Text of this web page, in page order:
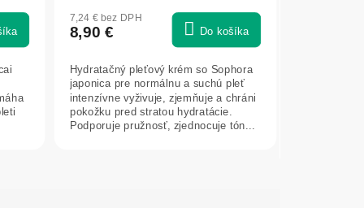
7,24 € bez DPH
8,90 € Do košíka
Hydratačný pleťový krém so Sophora
japonica pre normálnu a suchú pleť
intenzívne vyživuje, zjemňuje a chráni
pokožku pred stratou hydratácie.
Podporuje pružnosť, zjednocuje tón...